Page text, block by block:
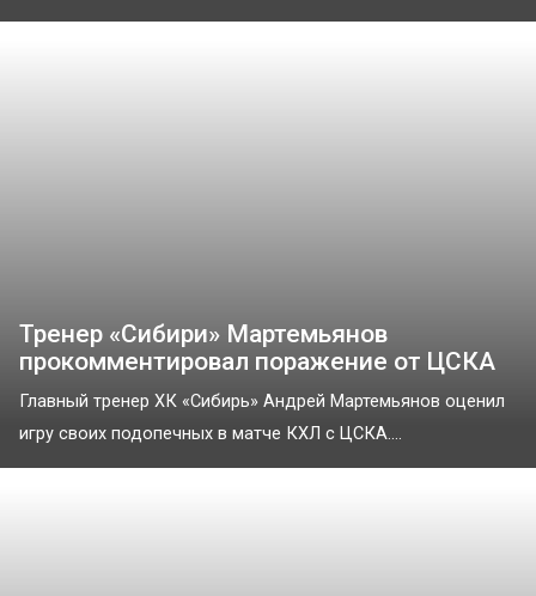
Тренер «Сибири» Мартемьянов
прокомментировал поражение от ЦСКА
Главный тренер ХК «Сибирь» Андрей Мартемьянов оценил
игру своих подопечных в матче КХЛ с ЦСКА....